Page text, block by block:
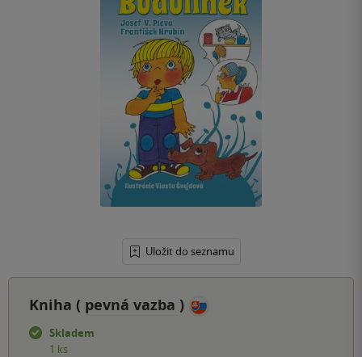
Uložit do seznamu
Kniha ( pevná vazba )
Skladem
1 ks